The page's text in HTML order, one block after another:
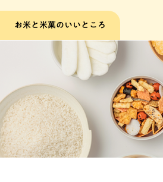
お米と米菓のいいところ